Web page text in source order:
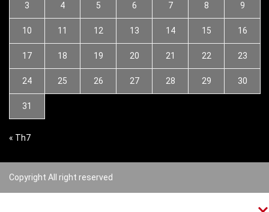
3 4 5 6 7 8 9
10 11 12 13 14 15 16
17 18 19 20 21 22 23
24 25 26 27 28 29 30
31
« Th7
Copyright All right reserved